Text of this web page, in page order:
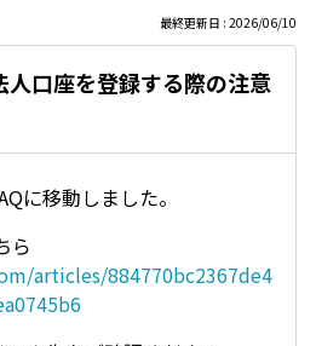
最終更新日 : 2026/06/10
人口座を登録する際の注意
に移動しました。
ら
articles/884770bc2367de4